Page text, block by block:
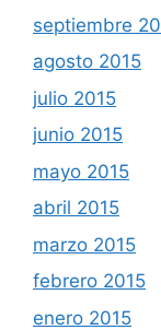
septiembre
agosto 2015
julio 2015
junio 2015
mayo 2015
abril 2015
marzo 2015
febrero 2015
enero 2015